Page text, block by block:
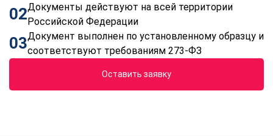
02Документы действуют на всей территории
Российской Федерации
03Документ выполнен по установленному образцу и
соответствуют требованиям 273-ФЗ
Оставить заявку